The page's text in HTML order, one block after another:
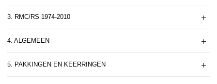
3. RMC/RS 1974-2010
4. ALGEMEEN
5. PAKKINGEN EN KEERRINGEN